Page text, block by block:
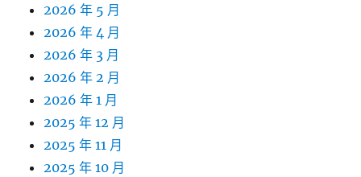
2026 年 5 月
2026 年 4 月
2026 年 3 月
2026 年 2 月
2026 年 1 月
2025 年 12 月
2025 年 11 月
2025 年 10 月